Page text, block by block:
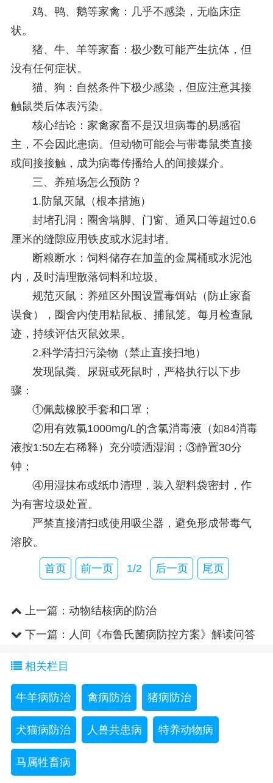
鸡、鸭、鹅等家禽：几乎不感染，无临床症
状。
猪、牛、羊等家畜：极少数可能产生抗体，但
没有任何症状。
猫、狗：自然条件下极少感染，但应注意其接
触鼠类后体表污染。
核心结论：家禽家畜不是汉坦病毒的易感宿
主，不会因此患病。但动物可能会与带毒鼠类直接
或间接接触，成为病毒传播给人的间接媒介。
三、养殖场怎么预防？
1.防鼠灭鼠（根本措施）
封堵孔洞：圈舍墙脚、门窗、通风口等超过0.6
厘米的缝隙应用铁皮或水泥封堵。
断粮断水：饲料储存在加盖的金属桶或水泥池
内，及时清理散落饲料和垃圾。
规范灭鼠：养殖区外围设置毒饵站（防止家畜
误食），圈舍内使用粘鼠板、捕鼠笼。每月检查鼠
迹，持续评估灭鼠效果。
2.科学清扫污染物（禁止直接扫地）
发现鼠粪、尿斑或死鼠时，严格执行以下步
骤：
①佩戴橡胶手套和口罩；
②用有效氯1000mg/L的含氯消毒液（如84消毒
液按1:50左右稀释）充分喷洒湿润；③静置30分
钟；
④用湿抹布或纸巾清理，装入塑料袋密封，作
为有害垃圾处置。
严禁直接清扫或使用吸尘器，避免形成带毒气
溶胶。
首页 前一页 1/2 后一页 尾页
上一篇： 动物结核病的防治
下一篇： 人间《布鲁氏菌病防控方案》解读问答
相关栏目
牛羊病防治 禽病防治 猪病防治
犬猫病防治 人兽共患病 特养动物病
马属牲畜病